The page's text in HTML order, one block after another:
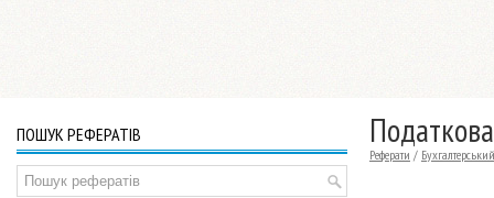
Реферати /
ПОШУК РЕФЕРАТІВ